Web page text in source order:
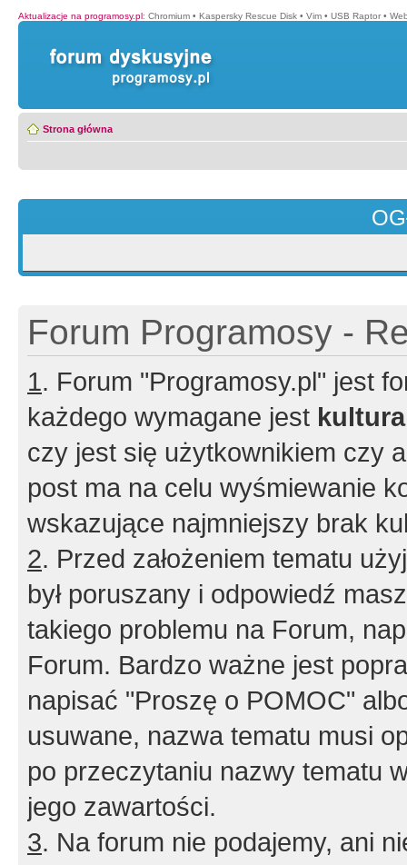
Aktualizacje na programosy.pl: Chromium • Kaspersky Rescue Disk • Vim • USB Raptor •
Strona główna
Forum Programosy -
1. Forum "Programosy.pl" jest
każdego wymagane jest
czy jest się użytkownikiem czy
post ma na celu wyśmiewanie
wskazujące najmniejszy brak
2. Przed założeniem tematu
był poruszany i odpowiedź
takiego problemu na Forum,
Forum. Bardzo ważne jest
napisać "Proszę o POMOC"
usuwane, nazwa tematu musi
po przeczytaniu nazwy tematu
jego zawartości.
3. Na forum nie podajemy, ani